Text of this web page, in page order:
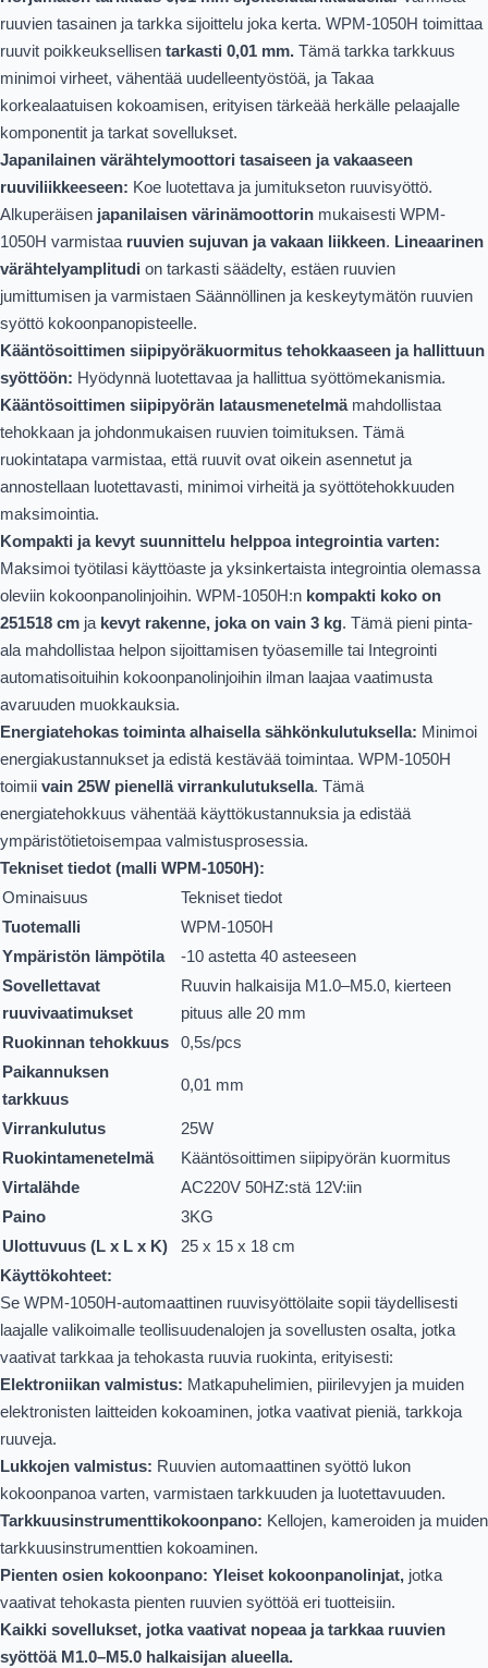
ruuvien tasainen ja tarkka sijoittelu joka kerta. WPM-1050H toimittaa
ruuvit poikkeuksellisen tarkasti 0,01 mm. Tämä tarkka tarkkuus
minimoi virheet, vähentää uudelleentyöstöä, ja Takaa
korkealaatuisen kokoamisen, erityisen tärkeää herkälle pelaajalle
komponentit ja tarkat sovellukset.
Japanilainen värähtelymoottori tasaiseen ja vakaaseen
ruuviliikkeeseen: Koe luotettava ja jumitukseton ruuvisyöttö.
Alkuperäisen japanilaisen värinämoottorin mukaisesti WPM-
1050H varmistaa ruuvien sujuvan ja vakaan liikkeen. Lineaarinen
värähtelyamplitudi on tarkasti säädelty, estäen ruuvien
jumittumisen ja varmistaen Säännöllinen ja keskeytymätön ruuvien
syöttö kokoonpanopisteelle.
Kääntösoittimen siipipyöräkuormitus tehokkaaseen ja hallittuun
syöttöön: Hyödynnä luotettavaa ja hallittua syöttömekanismia.
Kääntösoittimen siipipyörän latausmenetelmämahdollistaa
tehokkaan ja johdonmukaisen ruuvien toimituksen. Tämä
ruokintatapa varmistaa, että ruuvit ovat oikein asennetut ja
annostellaan luotettavasti, minimoi virheitä ja syöttötehokkuuden
maksimointia.
Kompakti ja kevyt suunnittelu helppoa integrointia varten:
Maksimoi työtilasi käyttöaste ja yksinkertaista integrointia olemassa
oleviin kokoonpanolinjoihin. WPM-1050H:n kompakti koko on
251518 cm ja kevyt rakenne, joka on vain 3 kg. Tämä pieni pinta-
ala mahdollistaa helpon sijoittamisen työasemille tai Integrointi
automatisoituihin kokoonpanolinjoihin ilman laajaa vaatimusta
avaruuden muokkauksia.
Energiatehokas toiminta alhaisella sähkönkulutuksella: Minimoi
energiakustannukset ja edistä kestävää toimintaa. WPM-1050H
toimii vain 25W pienellä virrankulutuksella. Tämä
energiatehokkuus vähentää käyttökustannuksia ja edistää
ympäristötietoisempaa valmistusprosessia.
Tekniset tiedot (malli WPM-1050H):
Ominaisuus
Tekniset tiedot
Tuotemalli
WPM-1050H
Ympäristön lämpötila
-10 astetta 40 asteeseen
Sovellettavat
ruuvivaatimukset
Ruuvin halkaisija M1.0–M5.0, kierteen
pituus alle 20 mm
Ruokinnan tehokkuus
0,5s/pcs
Paikannuksen
tarkkuus
0,01 mm
Virrankulutus
25W
Ruokintamenetelmä
Kääntösoittimen siipipyörän kuormitus
Virtalähde
AC220V 50HZ:stä 12V:iin
Paino
3KG
Ulottuvuus (L x L x K)
25 x 15 x 18 cm
Käyttökohteet:
Se WPM-1050H-automaattinen ruuvisyöttölaite sopii täydellisesti
laajalle valikoimalle teollisuudenalojen ja sovellusten osalta, jotka
vaativat tarkkaa ja tehokasta ruuvia ruokinta, erityisesti:
Elektroniikan valmistus: Matkapuhelimien, piirilevyjen ja muiden
elektronisten laitteiden kokoaminen, jotka vaativat pieniä, tarkkoja
ruuveja.
Lukkojen valmistus: Ruuvien automaattinen syöttö lukon
kokoonpanoa varten, varmistaen tarkkuuden ja luotettavuuden.
Tarkkuusinstrumenttikokoonpano: Kellojen, kameroiden ja muiden
tarkkuusinstrumenttien kokoaminen.
Pienten osien kokoonpano: Yleiset kokoonpanolinjat, jotka
vaativat tehokasta pienten ruuvien syöttöä eri tuotteisiin.
Kaikki sovellukset, jotka vaativat nopeaa ja tarkkaa ruuvien
syöttöä M1.0–M5.0 halkaisijan alueella.